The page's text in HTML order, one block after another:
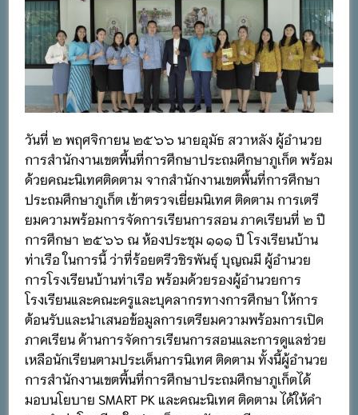
ความปลอดภัยในการใช้รถใช้ถนน
วันที่ ๒ พฤศจิกายน ๒๕๖๖ นายอุมัธ สวาหลัง ผู้อำนวย
การสำนักงานเขตพื้นที่การศึกษาประถมศึกษาภูเก็ต พร้อม
ด้วยคณะนิเทศติดตาม จากสำนักงานเขตพื้นที่การศึกษา
ประถมศึกษาภูเก็ต เข้าตรวจเยี่ยมนิเทศ ติดตาม การเตรี
ยมความพร้อมการจัดการเรียนการสอน ภาคเรียนที่ ๒ ปี
การศึกษา ๒๕๖๖ ณ ห้องประชุม ๑๑๑ ปี โรงเรียนบ้าน
ท่าเรือ ในการนี้ ว่าที่ร้อยตรีวชิรพันธุ์ บุญณมี ผู้อำนวย
การโรงเรียนบ้านท่าเรือ พร้อมด้วยรองผู้อำนวยการ
โรงเรียนและคณะครูและบุคลากรทางการศึกษา ให้การ
ต้อนรับและนำเสนอข้อมูลการเตรียมความพร้อมการเปิด
ภาคเรียน ด้านการจัดการเรียนการสอนและการดูแลช่วย
เหลือนักเรียนตามประเด็นการนิเทศ ติดตาม ทั้งนี้ผู้อำนวย
การสำนักงานเขตพื้นที่การศึกษาประถมศึกษาภูเก็ตได้
มอบนโยบาย SMART PK และคณะนิเทศ ติดตาม ได้ให้คำ